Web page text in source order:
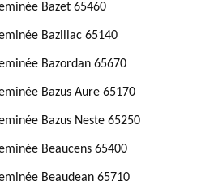
Bazet 65460
Bazillac 65140
Bazordan 65670
Bazus Aure 65170
Bazus Neste 65250
Beaucens 65400
Beaudean 65710